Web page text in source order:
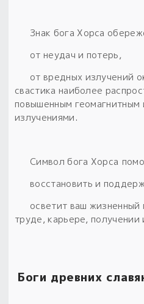
Знак бога Хорса
от неудач и потерь,
от вредных излучений
свастика наиболее
повышенным
излучениями.
Символ бога Хорса
восстановить и
осветит ваш жизненный
труде, карьере, получении
Боги древних